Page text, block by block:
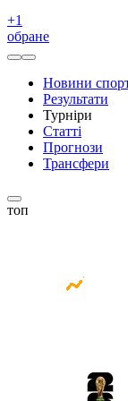
+1
обране
Новини
Результати
Турніри
Статті
Прогнози
Трансфери
топ